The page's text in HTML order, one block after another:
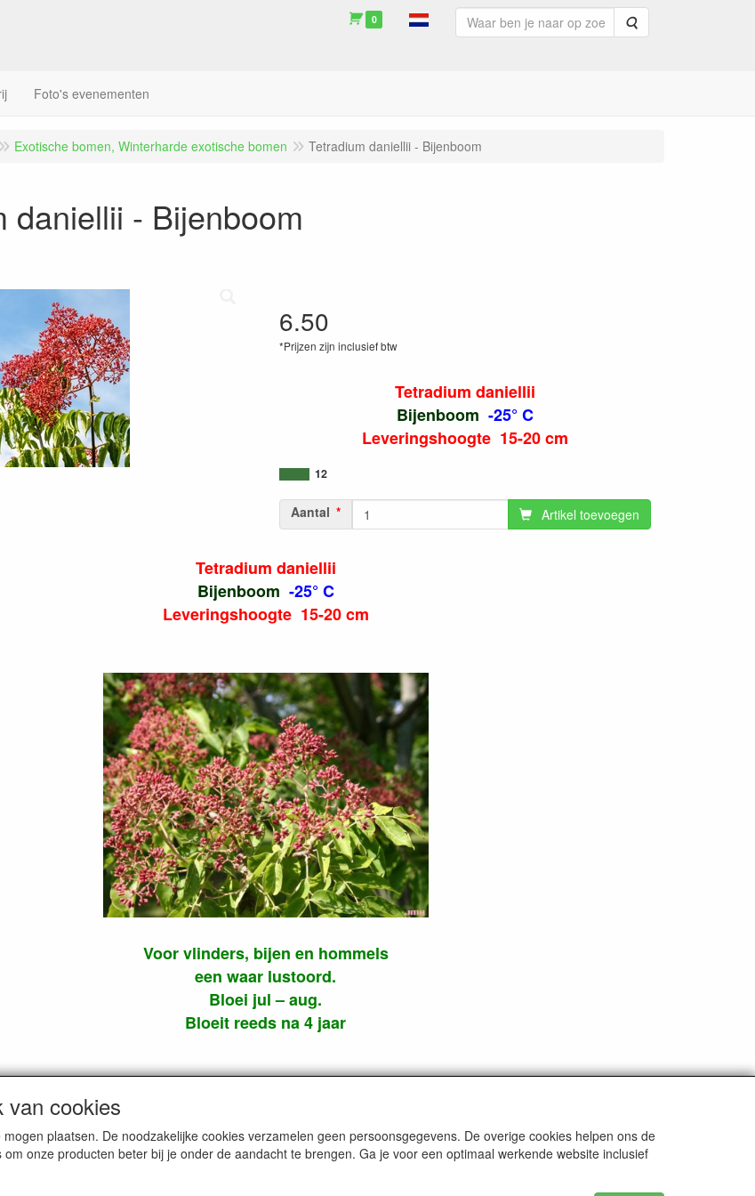
0 Zoeken
Foto's evenementen
Exotische bomen, Winterharde exotische bomen Tetradium daniellii - Bijenboom
daniellii - Bijenboom
6.50
*Prijzen zijn inclusief btw
Tetradium daniellii
Bijenboom -25° C
Leveringshoogte 15-20 cm
12
Aantal Artikel toevoegen
Tetradium daniellii
Bijenboom -25° C
Leveringshoogte 15-20 cm
Voor vlinders, bijen en hommels
een waar lustoord.
Bloei jul – aug.
Bloeit reeds na 4 jaar
van cookies
plaatsen. De noodzakelijke cookies verzamelen geen persoonsgegevens. De overige cookies helpen ons de
onze producten beter bij je onder de aandacht te brengen. Ga je voor een optimaal werkende website inclusief